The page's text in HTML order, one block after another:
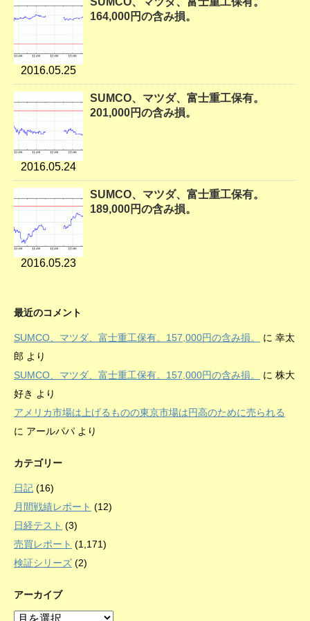
2016.05.25
164,000円の含み損。
2016.05.24
SUMCO、マツダ、富士重工保有。
201,000円の含み損。
2016.05.23
SUMCO、マツダ、富士重工保有。
189,000円の含み損。
最近のコメント
SUMCO、マツダ、富士重工保有。157,000円の含み損。 に 幸太
郎 より
SUMCO、マツダ、富士重工保有。157,000円の含み損。
に 株大
好き より
アメリカ市場は上げるものの東京市場は円高のために売られる
に アールパパ より
カテゴリー
日記 (16)
月間戦績レポート (12)
日経テスト (3)
売買レポート (1,171)
検証シリーズ (2)
アーカイブ
ア